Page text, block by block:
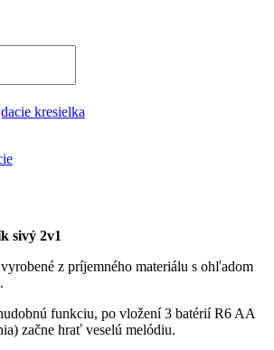
kresielka
sivý 2v1
z príjemného materiálu s ohľadom
funkciu, po vložení 3 batérií R6 AA
začne hrať veselú melódiu.